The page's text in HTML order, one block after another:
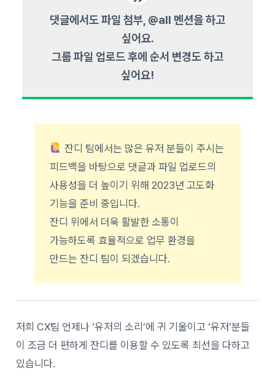
댓글에서도 파일 첨부, @all 멘션을 하고
싶어요.
그룹 파일 업로드 후에 순서 변경도 하고
싶어요!
잔디 팀에서는 많은 유저 분들이 주시는
피드백을 바탕으로 댓글과 파일 업로드의
사용성을 더 높이기 위해 2023년 고도화
기능을 준비 중입니다.
잔디 위에서 더욱 활발한 소통이
가능하도록 효율적으로 업무 환경을
만드는 잔디 팀이 되겠습니다.
저희 CX팀 언제나 ‘유저의 소리’에 귀 기울이고 ‘유저’분들
이 조금 더 편하게 잔디를 이용할 수 있도록 최선을 다하고
있습니다.